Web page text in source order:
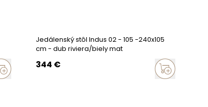
Jedálenský stôl Indus 02 - 105 -240x105
cm - dub riviera/biely mat
344 €